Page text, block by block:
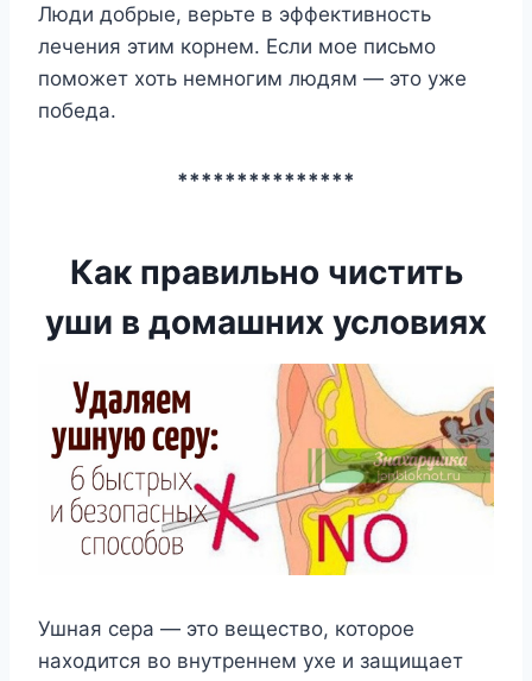
Люди добрые, верьте в эффективность
лечения этим корнем. Если мое письмо
поможет хоть немногим людям — это уже
победа.
***************
Как правильно чистить
уши в домашних условиях
Ушная сера — это вещество, которое
находится во внутреннем ухе и защищает